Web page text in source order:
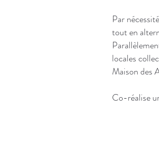
Par
tout en
locales
Maison des
Co-réalise